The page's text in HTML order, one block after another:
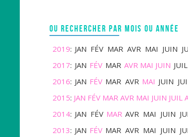
OU RECHERCHER PAR MOIS OU ANNÉE
2019: JAN FÉV MAR AVR MAI JUIN
2017: JAN FÉV MAR AVR MAI JUIN JUIL
2016: JAN FÉV MAR AVR MAI JUIN
2015: JAN FÉV MAR AVR MAI JUIN JUIL
2014: JAN FÉV MAR AVR MAI JUIN
2013: JAN FÉV MAR AVR MAI JUIN